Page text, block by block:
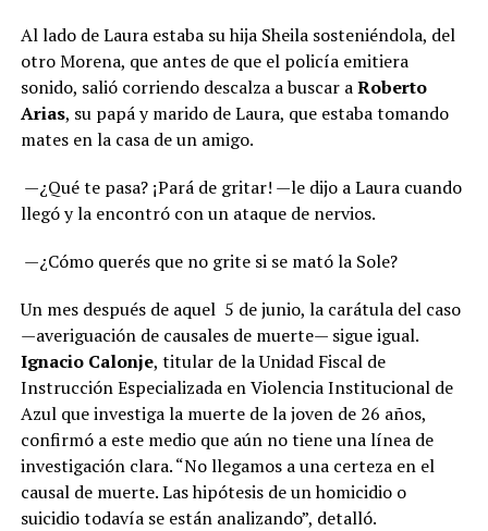
Al lado de Laura estaba su hija Sheila sosteniéndola, del
otro Morena, que antes de que el policía emitiera
sonido, salió corriendo descalza a buscar aRoberto
Arias, su papá y marido de Laura, que estaba tomando
mates en la casa de un amigo.
—¿Qué te pasa? ¡Pará de gritar! —le dijo a Laura cuando
llegó y la encontró con un ataque de nervios.
—¿Cómo querés que no grite si se mató la Sole?
Un mes después de aquel 5 de junio, la carátula del caso
—averiguación de causales de muerte— sigue igual.
Ignacio Calonje, titular de la Unidad Fiscal de
Instrucción Especializada en Violencia Institucional de
Azul que investiga la muerte de la joven de 26 años,
confirmó a este medio que aún no tiene una línea de
investigación clara. “No llegamos a una certeza en el
causal de muerte. Las hipótesis de un homicidio o
suicidio todavía se están analizando”, detalló.